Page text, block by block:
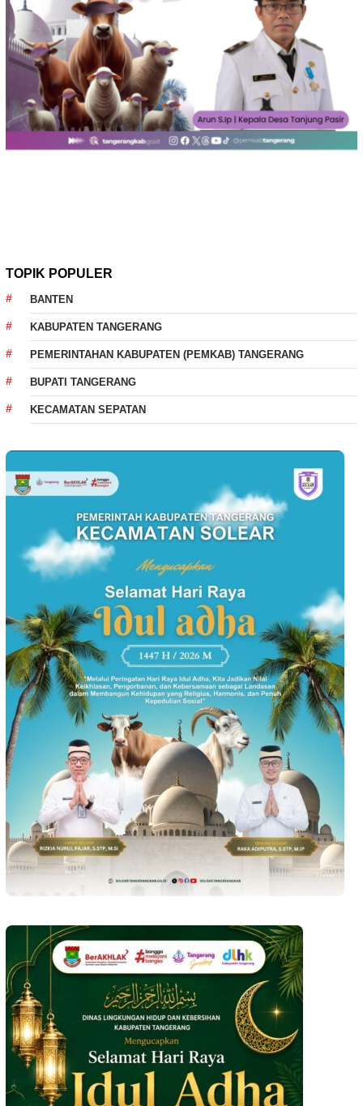
TOPIK POPULER
BANTEN
KABUPATEN TANGERANG
PEMERINTAHAN KABUPATEN (PEMKAB) TANGERANG
BUPATI TANGERANG
KECAMATAN SEPATAN